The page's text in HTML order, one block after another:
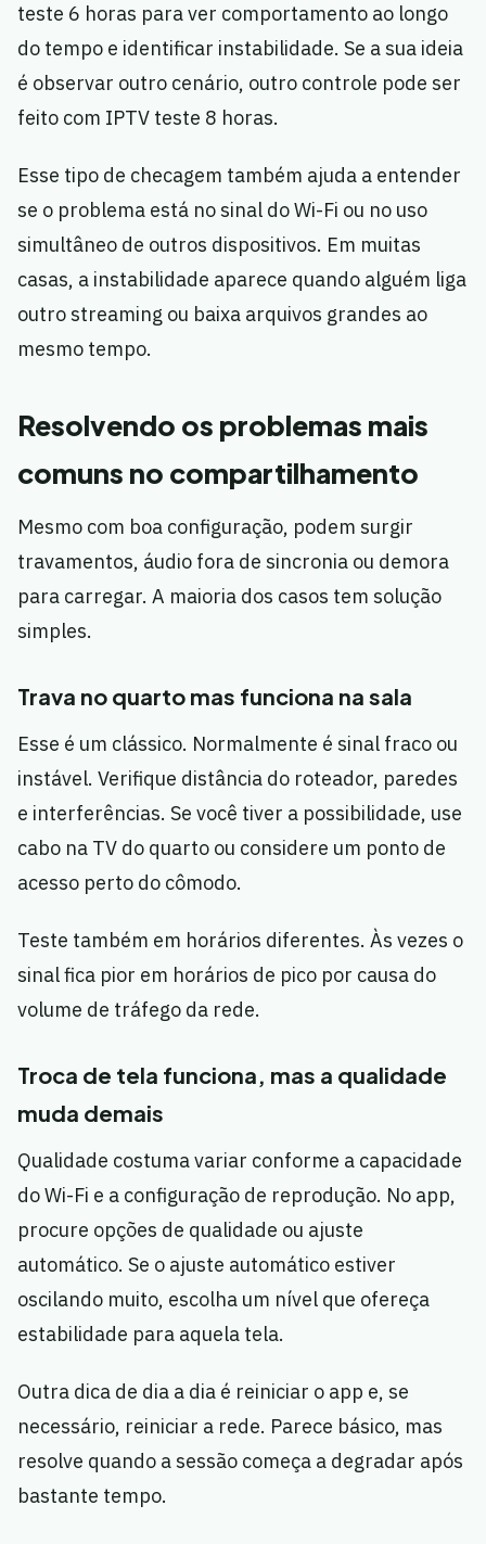
teste 6 horas para ver comportamento ao longo
do tempo e identificar instabilidade. Se a sua ideia
é observar outro cenário, outro controle pode ser
feito com IPTV teste 8 horas.
Esse tipo de checagem também ajuda a entender
se o problema está no sinal do Wi-Fi ou no uso
simultâneo de outros dispositivos. Em muitas
casas, a instabilidade aparece quando alguém liga
outro streaming ou baixa arquivos grandes ao
mesmo tempo.
Resolvendo os problemas mais
comuns no compartilhamento
Mesmo com boa configuração, podem surgir
travamentos, áudio fora de sincronia ou demora
para carregar. A maioria dos casos tem solução
simples.
Trava no quarto mas funciona na sala
Esse é um clássico. Normalmente é sinal fraco ou
instável. Verifique distância do roteador, paredes
e interferências. Se você tiver a possibilidade, use
cabo na TV do quarto ou considere um ponto de
acesso perto do cômodo.
Teste também em horários diferentes. Às vezes o
sinal fica pior em horários de pico por causa do
volume de tráfego da rede.
Troca de tela funciona, mas a qualidade
muda demais
Qualidade costuma variar conforme a capacidade
do Wi-Fi e a configuração de reprodução. No app,
procure opções de qualidade ou ajuste
automático. Se o ajuste automático estiver
oscilando muito, escolha um nível que ofereça
estabilidade para aquela tela.
Outra dica de dia a dia é reiniciar o app e, se
necessário, reiniciar a rede. Parece básico, mas
resolve quando a sessão começa a degradar após
bastante tempo.